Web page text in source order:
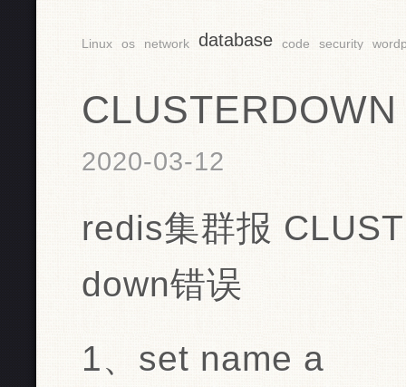
Linux os network database code security
2020-03-12
redis集群报
down错误
1、set name a